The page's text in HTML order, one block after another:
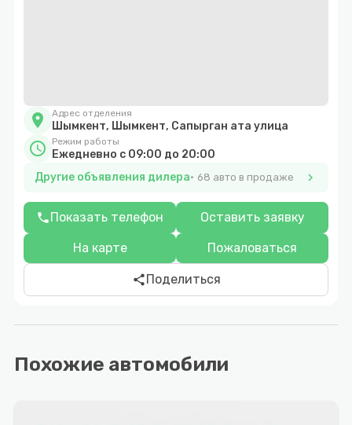
location_on Адрес отделения
Шымкент, Шымкент, Сапырган ата улица
schedule Режим работы
Ежедневно с 09:00 до 20:00
Другие объявления дилера
68 авто в продаже chevron_right
phoneПоказать телефон Оставить заявку
На карте Пожаловаться
shareПоделиться
Похожие автомобили